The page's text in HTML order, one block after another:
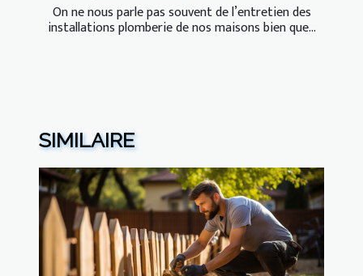
On ne nous parle pas souvent de l’entretien des
installations plomberie de nos maisons bien que...
SIMILAIRE